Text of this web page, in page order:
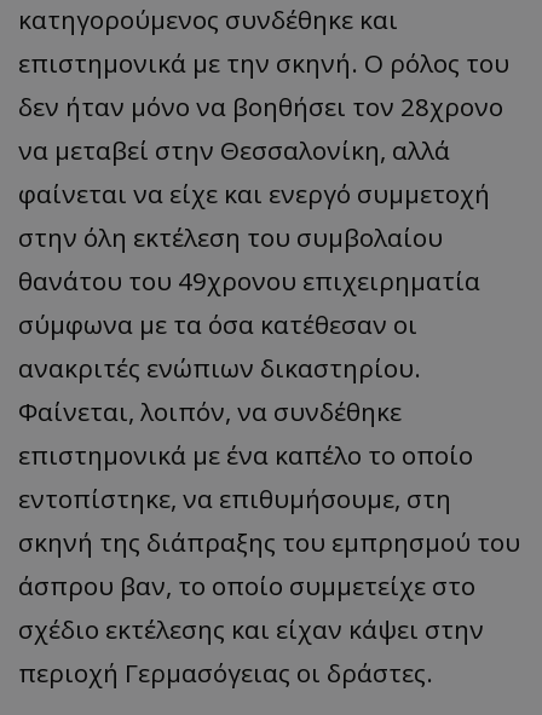
κατηγορούμενος συνδέθηκε και
επιστημονικά με την σκηνή. Ο ρόλος του
δεν ήταν μόνο να βοηθήσει τον 28χρονο
να μεταβεί στην Θεσσαλονίκη, αλλά
φαίνεται να είχε και ενεργό συμμετοχή
στην όλη εκτέλεση του συμβολαίου
θανάτου του 49χρονου επιχειρηματία
σύμφωνα με τα όσα κατέθεσαν οι
ανακριτές ενώπιων δικαστηρίου.
Φαίνεται, λοιπόν, να συνδέθηκε
επιστημονικά με ένα καπέλο το οποίο
εντοπίστηκε, να επιθυμήσουμε, στη
σκηνή της διάπραξης του εμπρησμού του
άσπρου βαν, το οποίο συμμετείχε στο
σχέδιο εκτέλεσης και είχαν κάψει στην
περιοχή Γερμασόγειας οι δράστες.